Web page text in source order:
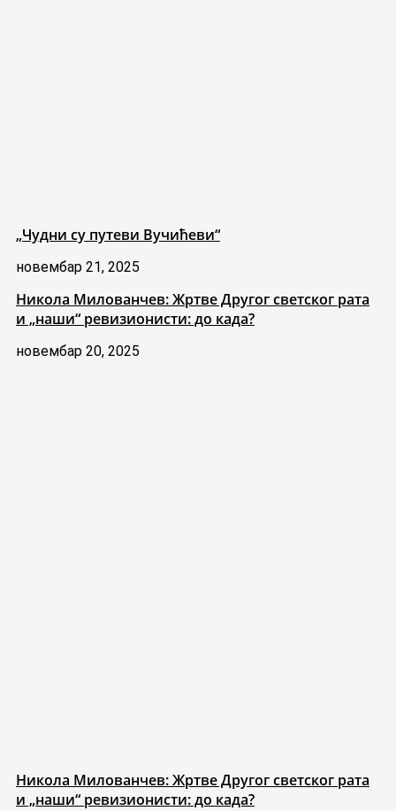
„Чудни су путеви Вучићеви“
новембар 21, 2025
Никола Милованчев: Жртве Другог светског рата
и „наши“ ревизионисти: до када?
новембар 20, 2025
Никола Милованчев: Жртве Другог светског рата
и „наши“ ревизионисти: до када?